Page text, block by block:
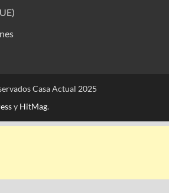
Casa Actual 2025
y HitMag.